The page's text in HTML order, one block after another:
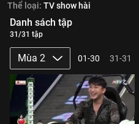
Thể loại: TV show hài
Danh sách tập
31/31 tập
Mùa 2 01-30 31-31